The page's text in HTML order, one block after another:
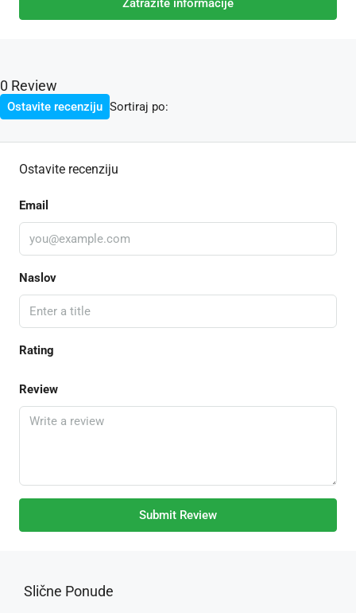
Zatražite informacije
0 Review
Sortiraj po:
Ostavite recenziju
Ostavite recenziju
Email
Naslov
Rating
Review
Submit Review
Slične Ponude